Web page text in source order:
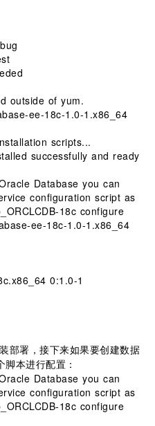
outside of yum.
ee-18c-1.0-1.x86_64
scripts...
successfully and ready
Database you can
configuration script as
18c configure
ee-18c-1.0-1.x86_64
18c.x86_64 0:1.0-1
部署，接下来如果要创建数据
本进行配置：
Database you can
configuration script as
18c configure